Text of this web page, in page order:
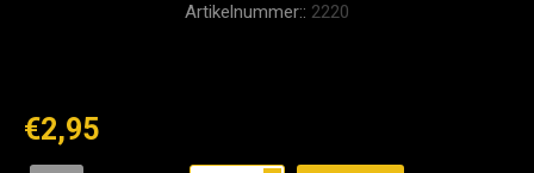
Artikelnummer:: 2220
€2,95